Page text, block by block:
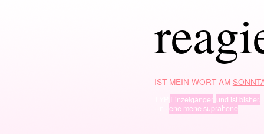
IST MEIN WORT AM
Einzelgänger, und ist bisher.
ene mene suprahene